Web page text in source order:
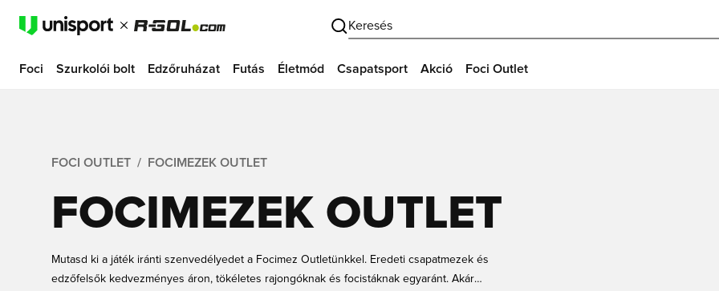
Keresés
Foci Szurkolói bolt Edzőruházat Futás Életmód Csapatsport Akció Foci Outlet
FOCI OUTLET FOCIMEZEK OUTLET
FOCIMEZEK OUTLET
Mutasd ki a játék iránti szenvedélyedet a Focimez Outletünkkel. Eredeti csapatmezek és
edzőfelsők kedvezményes áron, tökéletes rajongóknak és focistáknak egyaránt. Akár